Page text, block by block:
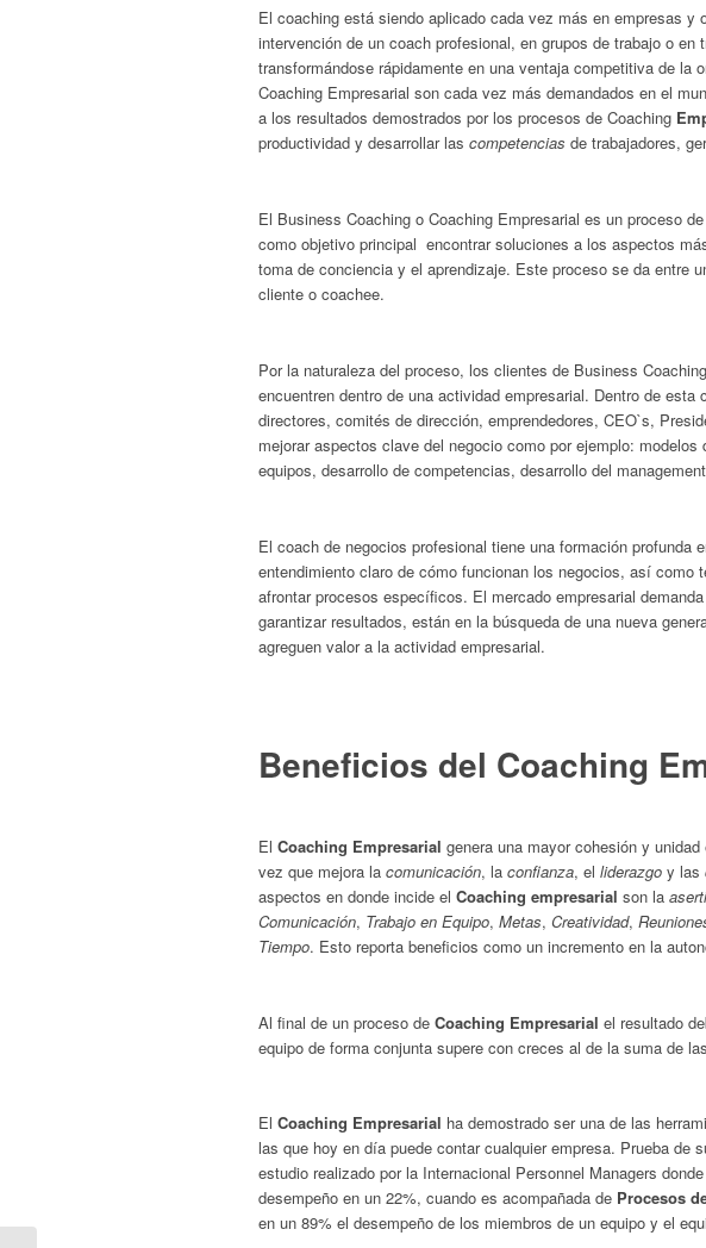
El coaching está siendo aplicado cada vez más en empresas y
intervención de un coach profesional, en grupos de trabajo o
transformándose rápidamente en una ventaja competitiva de la
Coaching Empresarial son cada vez más demandados en el
a los resultados demostrados por los procesos de Coaching
productividad y desarrollar las competencias de trabajadores,
El Business Coaching o Coaching Empresarial es un proceso
como objetivo principal encontrar soluciones a los aspectos
toma de conciencia y el aprendizaje. Este proceso se da entre
cliente o coachee.
Por la naturaleza del proceso, los clientes de Business
encuentren dentro de una actividad empresarial. Dentro de
directores, comités de dirección, emprendedores, CEO`s,
mejorar aspectos clave del negocio como por ejemplo:
equipos, desarrollo de competencias, desarrollo del
El coach de negocios profesional tiene una formación profunda
entendimiento claro de cómo funcionan los negocios, así como
afrontar procesos específicos. El mercado empresarial
garantizar resultados, están en la búsqueda de una nueva
agreguen valor a la actividad empresarial.
Beneficios del Coaching
El Coaching Empresarial genera una mayor cohesión y
vez que mejora la comunicación, la confianza, el liderazgo y las
aspectos en donde incide el Coaching empresarial son la
Comunicación, Trabajo en Equipo, Metas, Creatividad,
Tiempo. Esto reporta beneficios como un incremento en la
Al final de un proceso de Coaching Empresarial el resultado
equipo de forma conjunta supere con creces al de la suma de
El Coaching Empresarial ha demostrado ser una de las
las que hoy en día puede contar cualquier empresa. Prueba de
estudio realizado por la Internacional Personnel Managers
desempeño en un 22%, cuando es acompañada de Procesos
en un 89% el desempeño de los miembros de un equipo y el